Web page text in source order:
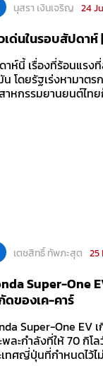
นุสรา เงินเจริญ 24
เด่นในรอบสัปดาห์
าห์นี้ เรื่องที่ร้อนแร
น โดยรัฐเร่งหามาต
าหกรรมยานยนต์ไท
เตชสิทธิ์ ทัพภะสุต 25
Super-One
ดของเค-คาร์
Super-One EV
พละกำลังที่ให้ 70 กิโ
เทศญี่ปุ่นที่กำหนดไว้ไ